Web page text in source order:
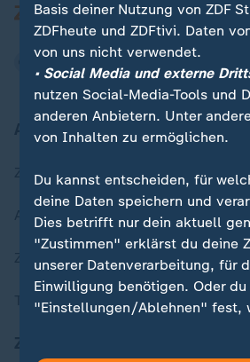
Aktuell bei ZDFheute
Zuletzt veröffentlicht
Aktuelle Sendungs-Videos
ZDFheute Stories
Themen im Überblick
Basis deiner Nutzung von ZDF
ZDFheute und ZDFtivi. Daten
von uns nicht verwendet.
• Social Media und externe
nutzen Social-Media-Tools und
anderen Anbietern. Unter
von Inhalten zu ermöglichen.
Du kannst entscheiden, für
deine Daten speichern und
Dies betrifft nur dein aktuell
"Zustimmen" erklärst du deine
unserer Datenverarbeitung, für
Einwilligung benötigen. Oder
"Einstellungen/Ablehnen" fest,